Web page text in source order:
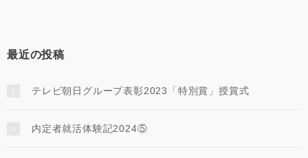
最近の投稿
テレビ朝日グループ表彰2023「特別賞」授賞式
内定者就活体験記2024⑤